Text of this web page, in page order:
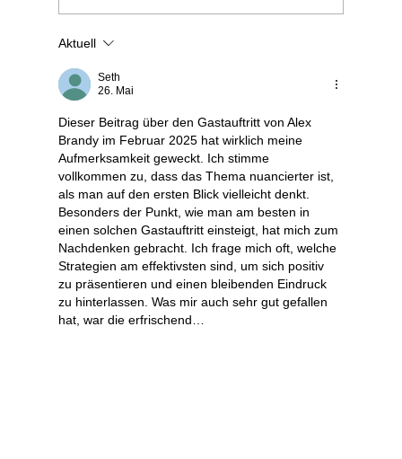
TATTOO CONVENTION KARLSRUHE 2026
Aktuell
Seth
26. Mai
Dieser Beitrag über den Gastauftritt von Alex
Brandy im Februar 2025 hat wirklich meine
Aufmerksamkeit geweckt. Ich stimme
vollkommen zu, dass das Thema nuancierter ist,
als man auf den ersten Blick vielleicht denkt.
Besonders der Punkt, wie man am besten in
einen solchen Gastauftritt einsteigt, hat mich zum
Nachdenken gebracht. Ich frage mich oft, welche
Strategien am effektivsten sind, um sich positiv
zu präsentieren und einen bleibenden Eindruck
zu hinterlassen. Was mir auch sehr gut gefallen
hat, war die erfrischend…